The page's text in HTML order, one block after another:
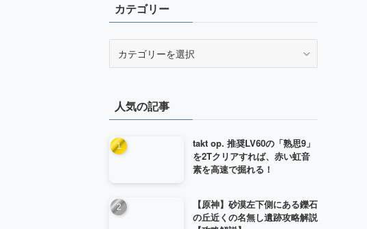
カテゴリー
ー人気の記事
takt op. 推奨LV60の「熟思9」
を2Tクリアすれば、赤い虹音
素を高速で掘れる！
【原神】砂漠左下側にある鑠石
の丘近くの名無し遺跡攻略解説